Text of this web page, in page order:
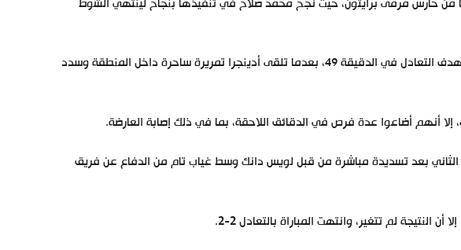
في الشوط الثاني، أهدر برايتون فرصة محققة لتسجيل هدف التعادل في الدقيقة 49، بعدما تلقى أدينجرا تمريرة ساحرة داخل المنطقة وسدد
أنهم أضاعوا عدة فرص في الدقائق اللاحقة، بما في ذلك إصابة العارضة.
الثاني بعد تسديدة مباشرة من قبل لويس دانك وسط غياب تام من الدفاع عن فريق
النتيجة لم تتغير، وانتهت المباراة بالتعادل 2-2.